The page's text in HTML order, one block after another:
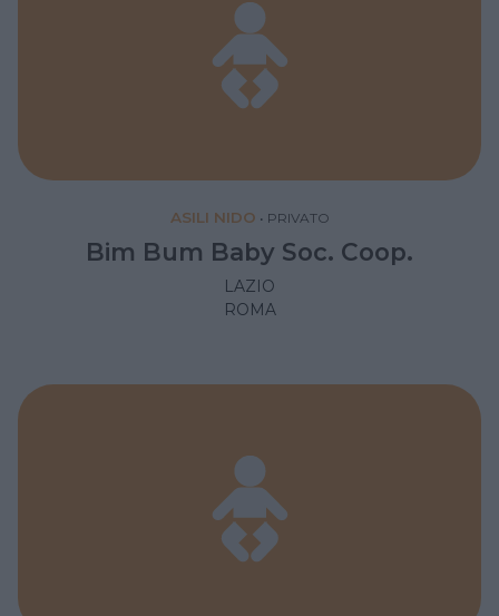
ASILI NIDO • PRIVATO
Bim Bum Baby Soc. Coop.
LAZIO
ROMA